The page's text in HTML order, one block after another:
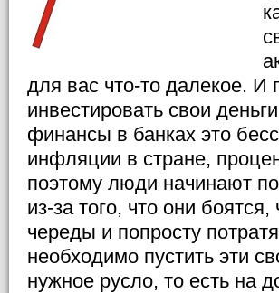
для вас что-то далекое. И
инвестировать свои
финансы в банках это
инфляции в стране,
поэтому люди начинают
из-за того, что они
череды и попросту
необходимо пустить эти
нужное русло, то есть на